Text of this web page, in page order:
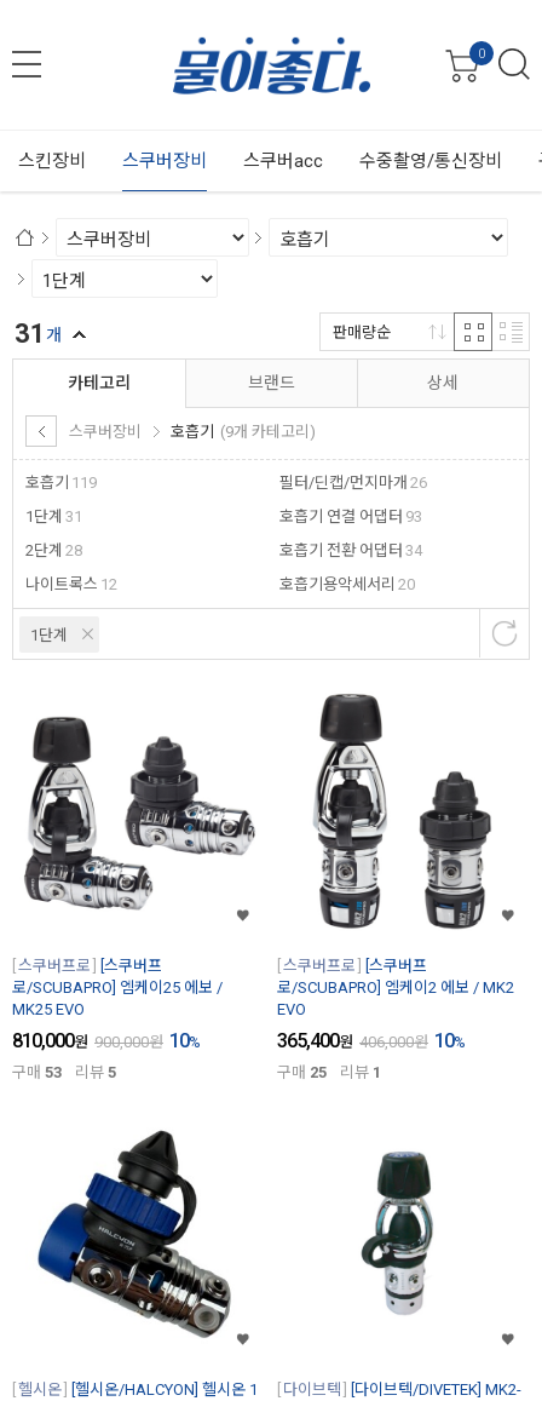
0
스킨장비 스쿠버장비 스쿠버acc 수중촬영/통신장비
카테고리
스쿠버장비 호흡기 (9개 카테고리)
호흡기 119
1단계 31
2단계 28
나이트록스 12
필터/딘캡/먼지마개 26
호흡기 연결 어댑터 93
호흡기 전환 어댑터 34
호흡기용악세서리 20
브랜드 상세
1단계
31 개 판매량순
스쿠버프로
[스쿠버프
로/SCUBAPRO] 엠케이25 에보 /
MK25 EVO
810,000원 900,000원 10%
구매 53 리뷰 5
스쿠버프로
[스쿠버프
로/SCUBAPRO] 엠케이2 에보 / MK2
EVO
365,400원 406,000원 10%
구매 25 리뷰 1
헬시온
[헬시온/HALCYON] 헬시온 1
다이브텍
[다이브텍/DIVETEK] MK2-